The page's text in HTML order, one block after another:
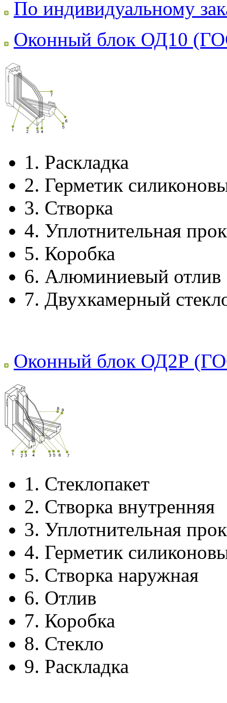
По индивидуальному
Оконный блок ОД10
1. Раскладка
2. Герметик
3. Створка
4. Уплотнительная
5. Коробка
6. Алюминиевый отлив
7. Двухкамерный
Оконный блок ОД2Р
1. Стеклопакет
2. Створка внутренняя
3. Уплотнительная
4. Герметик
5. Створка наружная
6. Отлив
7. Коробка
8. Стекло
9. Раскладка